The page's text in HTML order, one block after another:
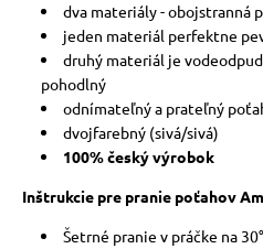
dva materiály - obojstranná
jeden materiál perfektne
druhý materiál je
pohodlný
odnímateľný a prateľný
dvojfarebný (sivá/sivá)
100% český výrobok
Inštrukcie pre pranie poťahov
Šetrné pranie v práčke na